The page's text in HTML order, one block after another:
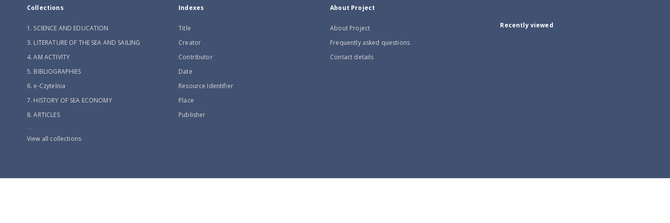
Collections
1. SCIENCE AND EDUCATION
3. LITERATURE OF THE SEA AND SAILING
4. AM ACTIVITY
5. BIBLIOGRAPHIES
6. e-Czytelnia
7. HISTORY OF SEA ECONOMY
8. ARTICLES
...
View all collections
Indexes
Title
Creator
Contributor
Date
Resource Identifier
Place
Publisher
About Project
About Project
Frequently asked questions
Contact details
Recently viewed